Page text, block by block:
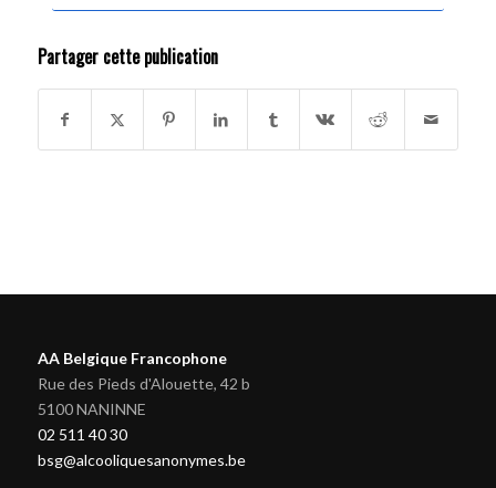
Partager cette publication
AA Belgique Francophone
Rue des Pieds d'Alouette, 42 b
5100 NANINNE
02 511 40 30
bsg@alcooliquesanonymes.be